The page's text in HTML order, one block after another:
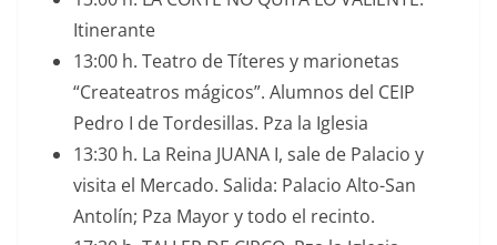
Itinerante
13:00 h. Teatro de Títeres y marionetas
“Createatros mágicos”. Alumnos del CEIP
Pedro I de Tordesillas. Pza la Iglesia
13:30 h. La Reina JUANA I, sale de Palacio y
visita el Mercado. Salida: Palacio Alto-San
Antolín; Pza Mayor y todo el recinto.